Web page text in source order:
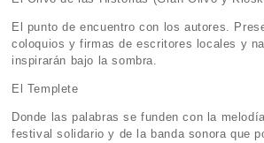
El punto de encuentro con los autores.
coloquios y firmas de escritores locales y
inspirarán bajo la sombra.
El Templete
Donde las palabras se funden con la
festival solidario y de la banda sonora que